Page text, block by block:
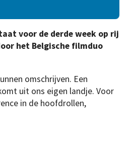
voor de derde week op rij
het Belgische filmduo
omschrijven. Een
uit ons eigen landje. Voor
in de hoofdrollen,